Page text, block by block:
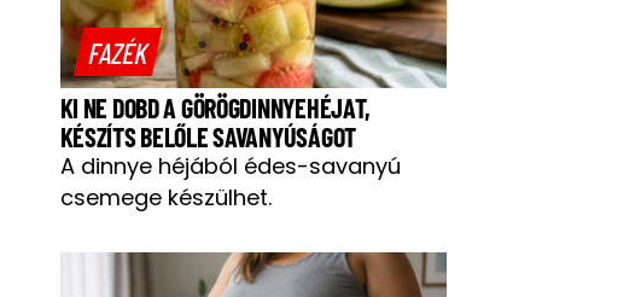
FAZÉK
KI NE DOBD A GÖRÖGDINNYEHÉJAT,
KÉSZÍTS BELŐLE SAVANYÚSÁGOT
A dinnye héjából édes-savanyú
csemege készülhet.